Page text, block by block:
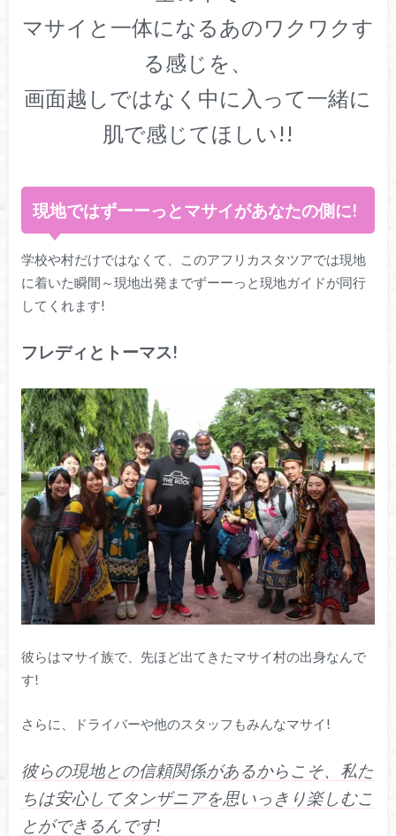
マサイと一体になるあのワクワクす
る感じを、
画面越しではなく中に入って一緒に
肌で感じてほしい!!
現地ではずーーっとマサイがあなたの側に!
学校や村だけではなくて、このアフリカスタツアでは現地
に着いた瞬間～現地出発までずーーっと現地ガイドが同行
してくれます!
フレディとトーマス!
彼らはマサイ族で、先ほど出てきたマサイ村の出身なんで
す!
さらに、ドライバーや他のスタッフもみんなマサイ!
彼らの現地との信頼関係があるからこそ、私た
ちは安心してタンザニアを思いっきり楽しむこ
とができるんです!